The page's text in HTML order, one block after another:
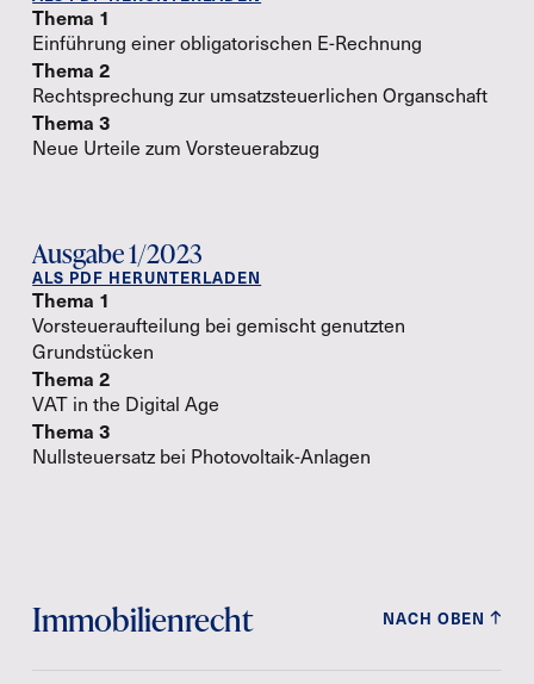
Thema 1
Einführung einer obligatorischen E-Rechnung
Thema 2
Rechtsprechung zur umsatzsteuerlichen Organschaft
Thema 3
Neue Urteile zum Vorsteuerabzug
Ausgabe 1/2023
ALS PDF HERUNTERLADEN
Thema 1
Vorsteueraufteilung bei gemischt genutzten
Grundstücken
Thema 2
VAT in the Digital Age
Thema 3
Nullsteuersatz bei Photovoltaik-Anlagen
Immobilienrecht NACH OBEN